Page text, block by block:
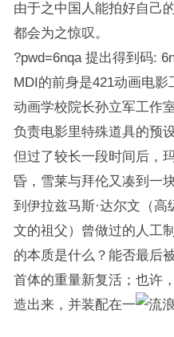
由于之中国人能拍好自己
都会为之惊叹。
?pwd=6nqa 提出得到码:
MDI的前身是421动画电
动画学校院长孙立军工作
负责电影里特殊道具的预设
但过了较长一段时间后，
昏，雪莱与拜伦又凑到一
到伊拉兹马斯·达尔文（高
文的祖父）曾做过的人工
的本质是什么？能否最
首体的重量新复活；也许
造出来，并装配在一